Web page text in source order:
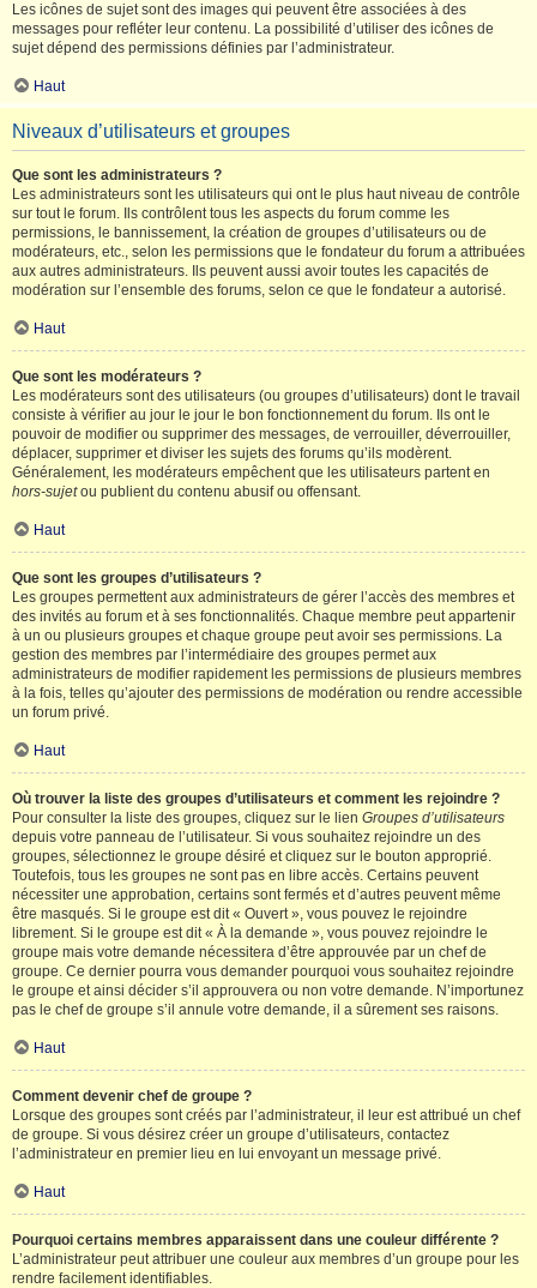
Les icônes de sujet sont des images qui peuvent être associées à des
messages pour refléter leur contenu. La possibilité d’utiliser des icônes de
sujet dépend des permissions définies par l’administrateur.
Haut
Niveaux d’utilisateurs et groupes
Que sont les administrateurs ?
Les administrateurs sont les utilisateurs qui ont le plus haut niveau de contrôle
sur tout le forum. Ils contrôlent tous les aspects du forum comme les
permissions, le bannissement, la création de groupes d’utilisateurs ou de
modérateurs, etc., selon les permissions que le fondateur du forum a attribuées
aux autres administrateurs. Ils peuvent aussi avoir toutes les capacités de
modération sur l’ensemble des forums, selon ce que le fondateur a autorisé.
Haut
Que sont les modérateurs ?
Les modérateurs sont des utilisateurs (ou groupes d’utilisateurs) dont le travail
consiste à vérifier au jour le jour le bon fonctionnement du forum. Ils ont le
pouvoir de modifier ou supprimer des messages, de verrouiller, déverrouiller,
déplacer, supprimer et diviser les sujets des forums qu’ils modèrent.
Généralement, les modérateurs empêchent que les utilisateurs partent en
hors-sujetou publient du contenu abusif ou offensant.
Haut
Que sont les groupes d’utilisateurs ?
Les groupes permettent aux administrateurs de gérer l’accès des membres et
des invités au forum et à ses fonctionnalités. Chaque membre peut appartenir
à un ou plusieurs groupes et chaque groupe peut avoir ses permissions. La
gestion des membres par l’intermédiaire des groupes permet aux
administrateurs de modifier rapidement les permissions de plusieurs membres
à la fois, telles qu’ajouter des permissions de modération ou rendre accessible
un forum privé.
Haut
Où trouver la liste des groupes d’utilisateurs et comment les rejoindre ?
Pour consulter la liste des groupes, cliquez sur le lien Groupes d’utilisateurs
depuis votre panneau de l’utilisateur. Si vous souhaitez rejoindre un des
groupes, sélectionnez le groupe désiré et cliquez sur le bouton approprié.
Toutefois, tous les groupes ne sont pas en libre accès. Certains peuvent
nécessiter une approbation, certains sont fermés et d’autres peuvent même
être masqués. Si le groupe est dit « Ouvert », vous pouvez le rejoindre
librement. Si le groupe est dit « À la demande », vous pouvez rejoindre le
groupe mais votre demande nécessitera d’être approuvée par un chef de
groupe. Ce dernier pourra vous demander pourquoi vous souhaitez rejoindre
le groupe et ainsi décider s’il approuvera ou non votre demande. N’importunez
pas le chef de groupe s’il annule votre demande, il a sûrement ses raisons.
Haut
Comment devenir chef de groupe ?
Lorsque des groupes sont créés par l’administrateur, il leur est attribué un chef
de groupe. Si vous désirez créer un groupe d’utilisateurs, contactez
l’administrateur en premier lieu en lui envoyant un message privé.
Haut
Pourquoi certains membres apparaissent dans une couleur différente ?
L’administrateur peut attribuer une couleur aux membres d’un groupe pour les
rendre facilement identifiables.